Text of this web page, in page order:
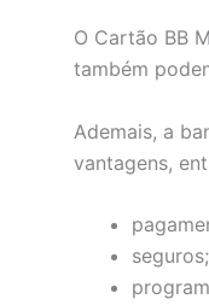
O Cartão BB
também
Ademais, a
vantagens,
seguros;